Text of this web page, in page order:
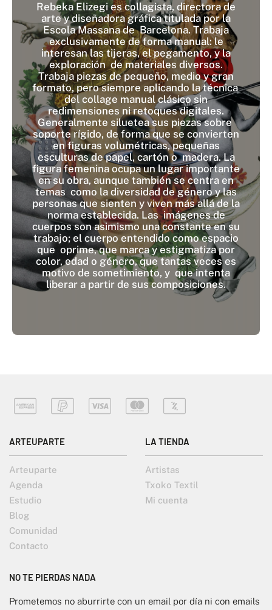
Rebeka Elizegi es collagista, directora de
arte y diseñadora gráfica titulada por la
Escola Massana de Barcelona. Trabaja
exclusivamente de forma manual: le
interesan las tijeras, el pegamento, y la
exploración de materiales diversos.
Trabaja piezas de pequeño, medio y gran
formato, pero siempre aplicando la técnica
del collage manual clásico sin
redimensiones ni retoques digitales.
Generalmente siluetea sus piezas sobre
soporte rígido, de forma que se convierten
en figuras volumétricas, pequeñas
esculturas de papel, cartón o madera. La
figura femenina ocupa un lugar importante
en su obra, aunque también se centra en
temas como la diversidad de género y las
personas que sienten y viven más allá de la
norma establecida. Las imágenes de
cuerpos son asimismo una constante en su
trabajo; el cuerpo entendido como espacio
que oprime, que marca y estigmatiza por
color, edad o género, que tantas veces es
motivo de sometimiento, y que intenta
liberar a partir de sus composiciones.
ARTEUPARTE
Arteuparte
Agenda
Estudio
Blog
Comunidad
Contacto
LA TIENDA
Artistas
Txoko Textil
Mi cuenta
NO TE PIERDAS NADA
Prometemos no aburrirte con un email por día ni con emails